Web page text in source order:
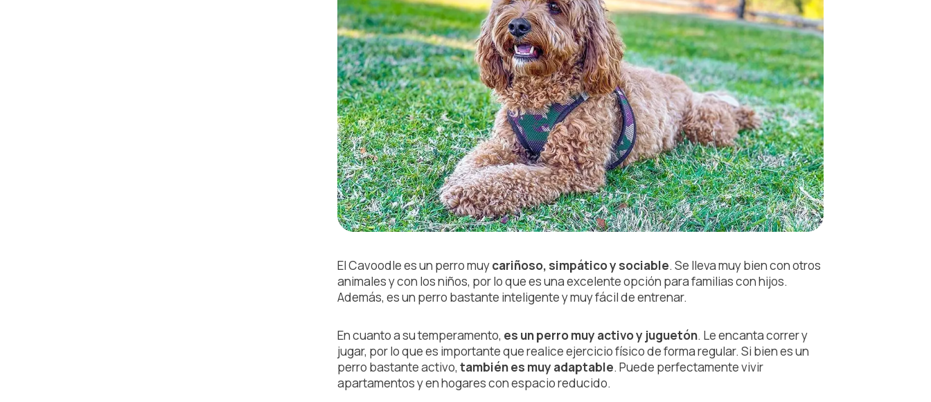
El Cavoodle es un perro muycariñoso, simpático y sociable. Se lleva muy bien con otros
animales y con los niños, por lo que es una excelente opción para familias con hijos.
Además, es un perro bastante inteligente y muy fácil de entrenar.
En cuanto a su temperamento, es un perro muy activo y juguetón. Le encanta correr y
jugar, por lo que es importante que realice ejercicio físico de forma regular. Si bien es un
perro bastante activo, también es muy adaptable. Puede perfectamente vivir
apartamentos y en hogares con espacio reducido.